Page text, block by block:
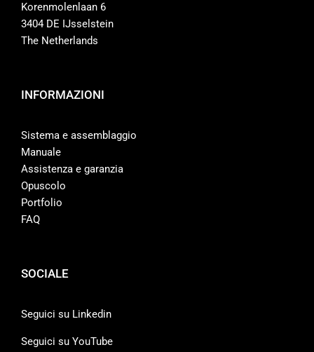
Korenmolenlaan 6
3404 DE IJsselstein
The Netherlands
INFORMAZIONI
Sistema e assemblaggio
Manuale
Assistenza e garanzia
Opuscolo
Portfolio
FAQ
SOCIALE
Seguici su Linkedin
Seguici su YouTube